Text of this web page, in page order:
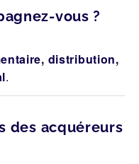
vous ?
distribution,
.
des acquéreurs